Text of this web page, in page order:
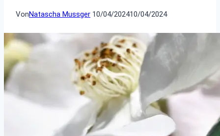
VonNatascha Mussger 10/04/202410/04/2024